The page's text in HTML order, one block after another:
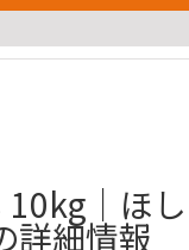
10kg｜ほ
詳細情報